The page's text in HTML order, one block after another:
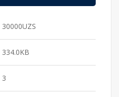
30000UZS
334.0KB
3